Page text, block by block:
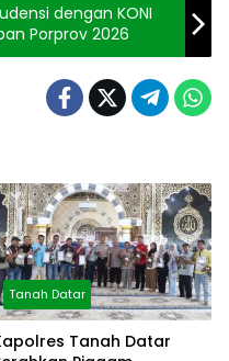
dengan KONI
Porprov 2026
Tanah Datar
Tanah Datar